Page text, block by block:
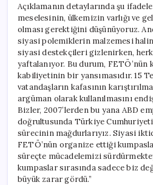
Açıklamanın detaylarında şu
meselesinin, ülkemizin varlığı ve
olması gerektiğini düşünüyoruz.
siyasi polemiklerin malzemesi
siyasi destekçileri gizlenirken,
yaftalanıyor. Bu durum, FETÖ’nün
kabiliyetinin bir yansımasıdır. 15
vatandaşların kafasının
argüman olarak kullanılmasını
Bizler, 2007’lerden bu yana ABD
doğrultusunda Türkiye
sürecinin mağdurlarıyız. Siyasi
FETÖ’nün organize ettiği
süreçte mücadelemizi
kumpaslar sırasında sadece biz
büyük zarar gördü.”